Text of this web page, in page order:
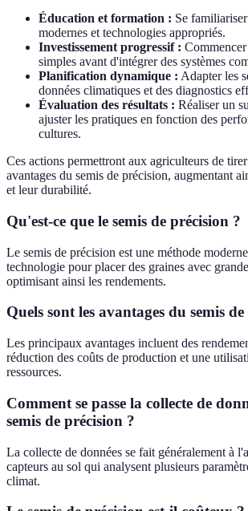
Éducation et formation : Se
modernes et technologies appropriés.
Investissement progressif :
simples avant d'intégrer des systèmes
Planification dynamique : Adapter les
données climatiques et des diagnostics
Évaluation des résultats : Réaliser un
ajuster les pratiques en fonction des
cultures.
Ces actions permettront aux agriculteurs de
avantages du semis de précision, augmentant
et leur durabilité.
Qu'est-ce que le semis de précision ?
Le semis de précision est une méthode
technologie pour placer des graines avec
optimisant ainsi les rendements.
Quels sont les avantages du semis
Les principaux avantages incluent des
réduction des coûts de production et une
ressources.
Comment se passe la collecte de
semis de précision ?
La collecte de données se fait généralement à
capteurs au sol qui analysent plusieurs
climat.